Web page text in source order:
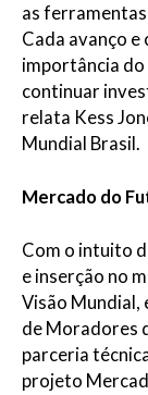
as
Cada avanço
importância do
continuar
relata Kess
Mundial Brasil.
Mercado do
Com o intuito
e inserção no
Visão Mundial,
de Moradores
parceria
projeto